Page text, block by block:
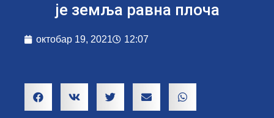
је земља равна плоча
октобар 19, 2021 12:07